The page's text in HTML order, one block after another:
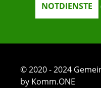
NOTDIENSTE
© 2020 - 2024
by Komm.ONE